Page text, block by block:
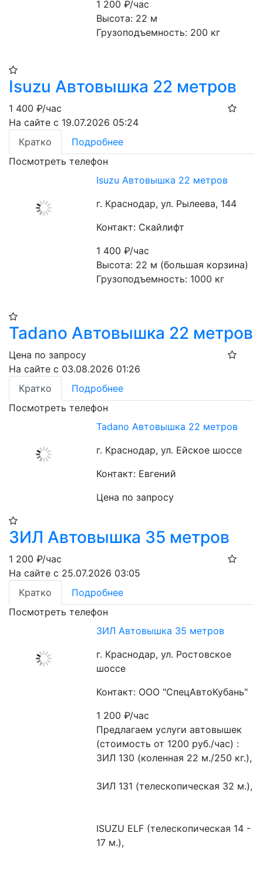
1 200₽/час
Высота: 22 м
Грузоподъемность: 200 кг
Isuzu Автовышка 22 метров
1 400 ₽/час
На сайте с 19.07.2026 05:24
Кратко
Подробнее
Посмотреть телефон
Isuzu Автовышка 22 метров
г. Краснодар, ул. Рылеева, 144
Контакт: Скайлифт
1 400₽/час
Высота: 22 м (большая корзина)
Грузоподъемность: 1000 кг
Tadano Автовышка 22 метров
Цена по запросу
На сайте с 03.08.2026 01:26
Кратко
Подробнее
Посмотреть телефон
Tadano Автовышка 22 метров
г. Краснодар, ул. Ейское шоссе
Контакт: Евгений
Цена по запросу
ЗИЛ Автовышка 35 метров
1 200 ₽/час
На сайте с 25.07.2026 03:05
Кратко
Подробнее
Посмотреть телефон
ЗИЛ Автовышка 35 метров
г. Краснодар, ул. Ростовское
шоссе
Контакт: ООО "СпецАвтоКубань"
1 200₽/час
Предлагаем услуги автовышек
(стоимость от 1200 руб./час) :
ISUZU ELF (телескопическая 14 -
17 м.),